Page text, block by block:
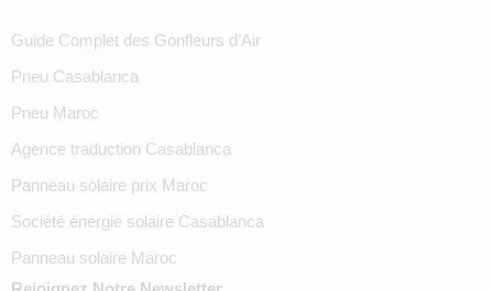
Guide Complet des Gonfleurs d’Air
Pneu Casablanca
Pneu Maroc
Agence traduction Casablanca
Panneau solaire prix Maroc
Société énergie solaire Casablanca
Panneau solaire Maroc